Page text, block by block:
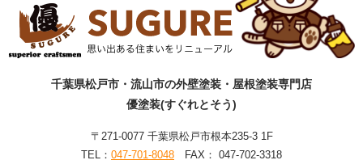
千葉県松戸市・流山市の外壁塗装・屋根塗装専門店
優塗装(すぐれとそう)
〒271-0077 千葉県松戸市根本235-3 1F
TEL： 047-701-8048 FAX： 047-702-3318